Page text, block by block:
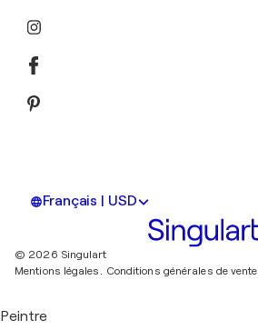
Français | USD
© 2026 Singulart
Mentions légales. Conditions générales de vente
Peintre